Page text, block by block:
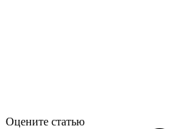
Оцените статью